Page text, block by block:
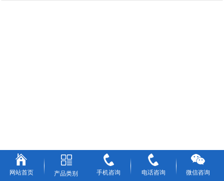
网站首页 产品类别 手机咨询 电话咨询 微信咨询